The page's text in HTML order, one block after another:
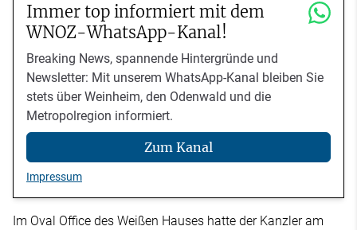
Immer top informiert mit dem
WNOZ-WhatsApp-Kanal!
Breaking News, spannende Hintergründe und
Newsletter: Mit unserem WhatsApp-Kanal bleiben Sie
stets über Weinheim, den Odenwald und die
Metropolregion informiert.
Zum Kanal
Impressum
Im Oval Office des Weißen Hauses hatte der Kanzler am